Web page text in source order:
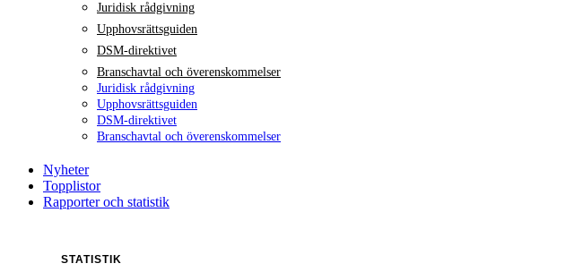
Juridisk rådgivning
Upphovsrättsguiden
DSM-direktivet
Branschavtal och överenskommelser
Juridisk rådgivning
Upphovsrättsguiden
DSM-direktivet
Branschavtal och överenskommelser
Nyheter
Topplistor
Rapporter och statistik
STATISTIK